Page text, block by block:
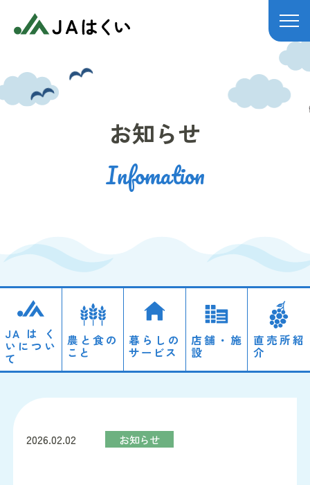
お知らせ
Infomation
JAはく
いについ
て
経営理念・概要
農と食の
こと
営農情報
暮らしの
サービス
ローン
店舗・施
設
直売所紹
介
2026.02.02 お知らせ